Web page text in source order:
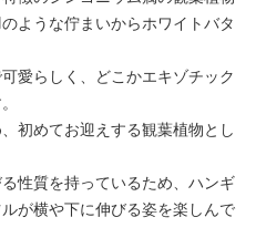
ような佇まいからホワイトバタ
愛らしく、どこかエキゾチック
初めてお迎えする観葉植物とし
性質を持っているため、ハンギ
が横や下に伸びる姿を楽しんで